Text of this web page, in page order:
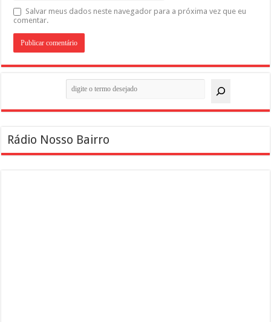
Salvar meus dados neste navegador para a próxima vez que eu
comentar.
Rádio Nosso Bairro